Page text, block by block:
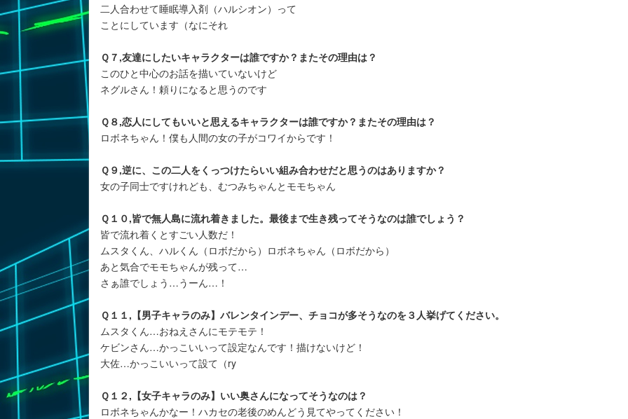
二人合わせて睡眠導入剤（ハルシオン）って
ことにしています（なにそれ
Ｑ７,友達にしたいキャラクターは誰ですか？またその理由は？
このひと中心のお話を描いていないけど
ネグルさん！頼りになると思うのです
Ｑ８,恋人にしてもいいと思えるキャラクターは誰ですか？またその理由は？
ロボネちゃん！僕も人間の女の子がコワイからです！
Ｑ９,逆に、この二人をくっつけたらいい組み合わせだと思うのはありますか？
女の子同士ですけれども、むつみちゃんとモモちゃん
Ｑ１０,皆で無人島に流れ着きました。最後まで生き残ってそうなのは誰でしょう？
皆で流れ着くとすごい人数だ！
ムスタくん、ハルくん（ロボだから）ロボネちゃん（ロボだから）
あと気合でモモちゃんが残って…
さぁ誰でしょう…うーん…！
Ｑ１１,【男子キャラのみ】バレンタインデー、チョコが多そうなのを３人挙げてください。
ムスタくん…おねえさんにモテモテ！
ケビンさん…かっこいいって設定なんです！描けないけど！
大佐…かっこいいって設て（ry
Ｑ１２,【女子キャラのみ】いい奥さんになってそうなのは？
ロボネちゃんかなー！ハカセの老後のめんどう見てやってください！